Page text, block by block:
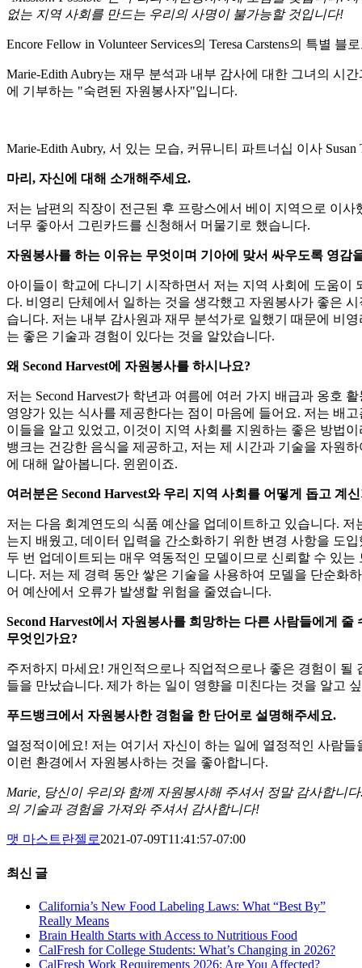
없는 지역 사회를 만드는 우리의 사명이 불가능할 것입니다!
Encore Fellow in Volunteer Services의 Teresa Carstens의 특별 블
Marie-Edith Aubry는 재무 분석과 내부 감사에 대한 그녀의 시간
에 기부하는 "숙련된 자원봉사자"입니다.
Marie-Edith Aubry, 서 있는 모습, 커뮤니티 파트너십 이사 Susan
마리, 자신에 대해 소개해주세요.
저는 남편의 직장이 전근된 후 프랑스에서 베이 지역으로 이사
너무 좋아서 그린카드를 신청해서 머물기로 했습니다.
자원봉사를 하는 이유는 무엇이며 기아에 맞서 싸우도록 영감
아이들이 학교에 다니기 시작하면서 저는 지역 사회에 도움이
다. 비영리 단체에서 일하는 것을 생각했고 자원봉사가 좋은
습니다. 저는 내부 감사원과 재무 분석가로 일했기 때문에 비
는 좋은 기술과 경험이 있다는 것을 알았습니다.
왜 Second Harvest에 자원봉사를 하시나요?
저는 Second Harvest가 학년과 여름에 여러 가지 배급과 옹호
영양가 있는 식사를 제공한다는 점이 마음에 들어요. 저는 배
이들을 알고 있었고, 이것이 지역 사회를 지원하는 좋은 방법
뱅크는 건강한 음식을 제공하고, 저는 제 시간과 기술을 자원
에 대해 알아봅니다. 윈윈이죠.
여러분은 Second Harvest와 우리 지역 사회를 어떻게 돕고 계
저는 다음 회계연도의 식품 예산을 업데이트하고 있습니다. 저
는지 배웠고, 데이터 입력을 간소화하기 위한 변경 사항을 도
두 번 업데이트되는 매우 역동적인 모델이므로 신뢰할 수 있는
니다. 저는 제 경력 동안 쌓은 기술을 사용하여 모델을 단순화
어 예산에서 오류가 발생할 위험을 줄였습니다.
Second Harvest에서 자원봉사를 희망하는 다른 사람들에게 줄
무엇인가요?
주저하지 마세요! 개인적으로나 직업적으로나 좋은 경험이 될
들을 만났습니다. 제가 하는 일이 영향을 미친다는 것을 알고
푸드뱅크에서 자원봉사한 경험을 한 단어로 설명해주세요.
열정적이에요! 저는 여기서 자신이 하는 일에 열정적인 사람들
이런 환경에서 자원봉사하는 것을 좋아합니다.
Marie, 당신이 우리와 함께 자원봉사해 주셔서 정말 감사합니다.
의 기술과 경험을 가져와 주셔서 감사합니다!
맷 마스트란젤로2021-07-09T11:41:57-07:00
최신 글
California’s New Food Labeling Laws: What “Best By”
Really Means
Brain Health Starts with Access to Nutritious Food
CalFresh for College Students: What’s Changing in 2026?
CalFresh Work Requirements 2026: Are You Affected?